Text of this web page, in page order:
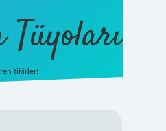
fikirler!